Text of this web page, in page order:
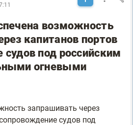
возможность
капитанов портов
под российским
огневыми
запрашивать через
судов под